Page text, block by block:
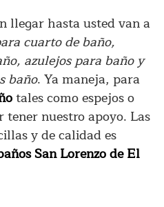
llegar hasta usted van a
cuarto de baño,
azulejos para baño y
baño. Ya maneja, para
tales como espejos o
tener nuestro apoyo. Las
y de calidad es
San Lorenzo de El